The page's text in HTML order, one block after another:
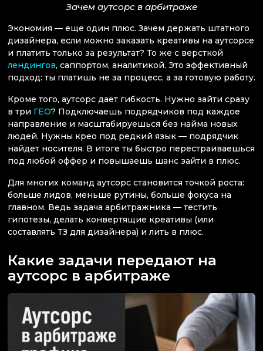
Зачем аутсорс в арбитраже
Экономия — еще один плюс. Зачем держать штатного
дизайнера, если можно заказать креативы на аутсорсе
и платить только за результат? То же с версткой
лендингов, саппортом, аналитикой. Это эффективный
подход: ты платишь не за процесс, а за готовую работу.
Кроме того, аутсорс дает гибкость. Нужно зайти сразу
в три ГЕО? Подключаешь подрядчиков под каждое
направление и масштабируешься без найма новых
людей. Нужны крео под редкий язык — подрядчик
найдет носителя. В итоге ты быстро перестраиваешься
под любой оффер и повышаешь шанс зайти в плюс.
Для многих команд аутсорс становится точкой роста:
больше лидов, меньше рутины, больше фокуса на
главном. Ведь задача арбитражника — тестить
гипотезы, делать конвертящие креативы (или
составлять ТЗ для дизайнера) и лить в плюс.
Какие задачи передают на
аутсорс в арбитраже